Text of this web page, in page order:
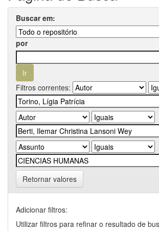
Buscar em:
por
Filtros correntes:
Retornar valores
Adicionar filtros:
Utilizar filtros para refinar o resultado de